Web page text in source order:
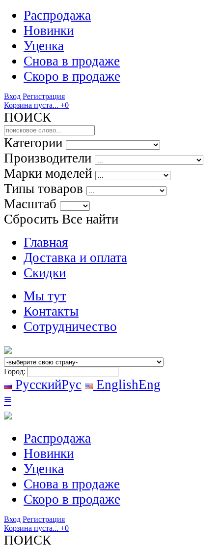
Распродажа
Новинки
Уценка
Снова в продаже
Скоро в продаже
Вход Регистрация
Корзина пуста... +0
ПОИСК
Категории
Производители
Марки моделей
Типы товаров
Масштаб
Сбросить Все найти
Главная
Доставка и оплата
Скидки
Мы тут
Контакты
Сотрудничество
Город:
РусскийРус EnglishEng
≡
Распродажа
Новинки
Уценка
Снова в продаже
Скоро в продаже
Вход Регистрация
Корзина пуста... +0
ПОИСК